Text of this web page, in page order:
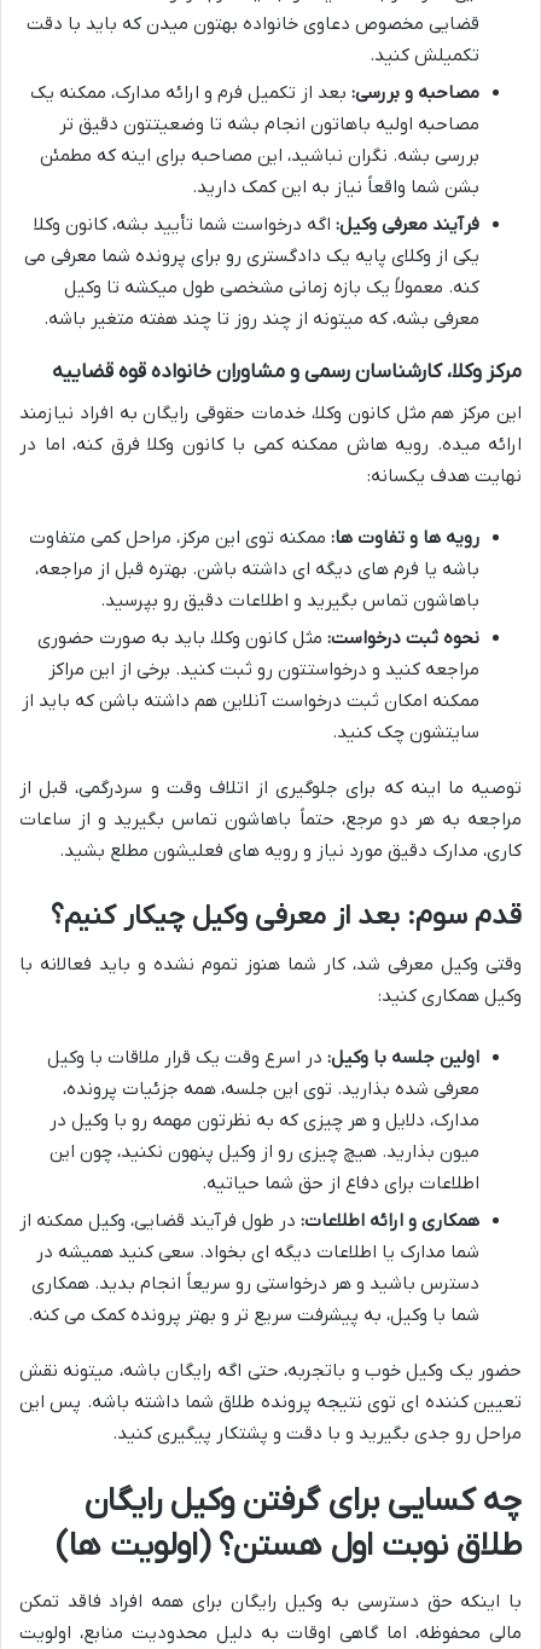
قضایی مخصوص دعاوی خانواده بهتون میدن که باید با دقت
تکمیلش کنید.
مصاحبه و بررسی: بعد از تکمیل فرم و ارائه مدارک، ممکنه یک
مصاحبه اولیه باهاتون انجام بشه تا وضعیتتون دقیق تر
بررسی بشه. نگران نباشید، این مصاحبه برای اینه که مطمئن
بشن شما واقعاً نیاز به این کمک دارید.
فرآیند معرفی وکیل: اگه درخواست شما تأیید بشه، کانون وکلا
یکی از وکلای پایه یک دادگستری رو برای پرونده شما معرفی می
کنه. معمولاً یک بازه زمانی مشخصی طول میکشه تا وکیل
معرفی بشه، که میتونه از چند روز تا چند هفته متغیر باشه.
مرکز وکلا، کارشناسان رسمی و مشاوران خانواده قوه قضاییه
این مرکز هم مثل کانون وکلا، خدمات حقوقی رایگان به افراد نیازمند
ارائه میده. رویه هاش ممکنه کمی با کانون وکلا فرق کنه، اما در
نهایت هدف یکسانه:
رویه ها و تفاوت ها: ممکنه توی این مرکز، مراحل کمی متفاوت
باشه یا فرم های دیگه ای داشته باشن. بهتره قبل از مراجعه،
باهاشون تماس بگیرید و اطلاعات دقیق رو بپرسید.
نحوه ثبت درخواست: مثل کانون وکلا، باید به صورت حضوری
مراجعه کنید و درخواستتون رو ثبت کنید. برخی از این مراکز
ممکنه امکان ثبت درخواست آنلاین هم داشته باشن که باید از
سایتشون چک کنید.
توصیه ما اینه که برای جلوگیری از اتلاف وقت و سردرگمی، قبل از
مراجعه به هر دو مرجع، حتماً باهاشون تماس بگیرید و از ساعات
کاری، مدارک دقیق مورد نیاز و رویه های فعلیشون مطلع بشید.
قدم سوم: بعد از معرفی وکیل چیکار کنیم؟
وقتی وکیل معرفی شد، کار شما هنوز تموم نشده و باید فعالانه با
وکیل همکاری کنید:
اولین جلسه با وکیل: در اسرع وقت یک قرار ملاقات با وکیل
معرفی شده بذارید. توی این جلسه، همه جزئیات پرونده،
مدارک، دلایل و هر چیزی که به نظرتون مهمه رو با وکیل در
میون بذارید. هیچ چیزی رو از وکیل پنهون نکنید، چون این
اطلاعات برای دفاع از حق شما حیاتیه.
همکاری و ارائه اطلاعات: در طول فرآیند قضایی، وکیل ممکنه از
شما مدارک یا اطلاعات دیگه ای بخواد. سعی کنید همیشه در
دسترس باشید و هر درخواستی رو سریعاً انجام بدید. همکاری
شما با وکیل، به پیشرفت سریع تر و بهتر پرونده کمک می کنه.
حضور یک وکیل خوب و باتجربه، حتی اگه رایگان باشه، میتونه نقش
تعیین کننده ای توی نتیجه پرونده طلاق شما داشته باشه. پس این
مراحل رو جدی بگیرید و با دقت و پشتکار پیگیری کنید.
چه کسایی برای گرفتن وکیل رایگان
طلاق نوبت اول هستن؟ (اولویت ها)
با اینکه حق دسترسی به وکیل رایگان برای همه افراد فاقد تمکن
مالی محفوظه، اما گاهی اوقات به دلیل محدودیت منابع، اولویت